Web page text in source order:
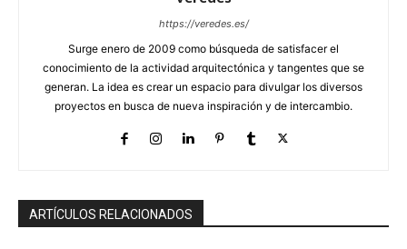
https://veredes.es/
Surge enero de 2009 como búsqueda de satisfacer el
conocimiento de la actividad arquitectónica y tangentes que se
generan. La idea es crear un espacio para divulgar los diversos
proyectos en busca de nueva inspiración y de intercambio.
ARTÍCULOS RELACIONADOS